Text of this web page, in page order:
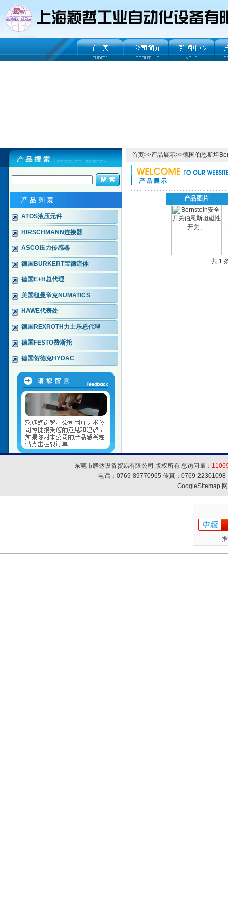
ATOS液压元件
HIRSCHMANN连接器
ASCO压力传感器
德国BURKERT宝德流体
德国E+H总代理
美国纽曼帝克NUMATICS
HAWE代表处
德国REXROTH力士乐总代理
德国FESTO费斯托
德国贺德克HYDAC
首页>>产品展示>>德国伯恩斯坦
产品图片
共 1
东莞市腾达设备贸易有限公司 版权所有 总访问量：
电话：0769-89770965 传真：0769-
GoogleSitemap网